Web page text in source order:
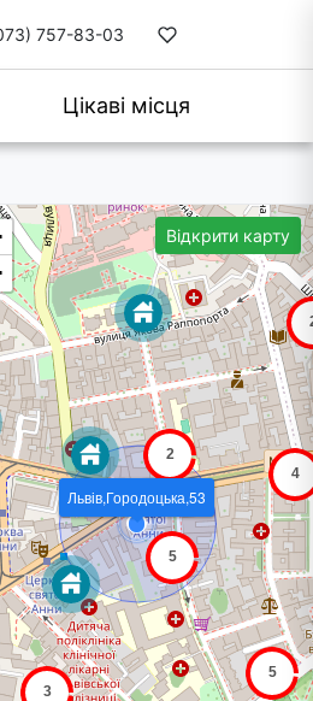
757-83-03
Цікаві місця
Відкрити карту
Львів,Городоцька,53